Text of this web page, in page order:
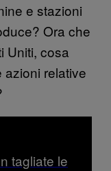
e stazioni
Ora che
Uniti, cosa
azioni relative
tagliate le